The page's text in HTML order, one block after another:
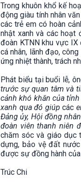
Trong khuôn khổ kế
động giàu tính nhân
các trẻ em có hoàn
nhật xanh và các hoạt
đoàn KTNN khu vực
cá nhân, lãnh đạo,
ứng nhiệt thành, trách
Phát biểu tại buổi lễ,
trước sự quan tâm và
cảnh khó khăn của
xanh qua đó giúp các
Đảng ủy, Hội đồng
đoàn viên thanh niên
chăm sóc và giáo dục
dựng, bảo vệ đất
được sự đồng hành
Trúc Chi